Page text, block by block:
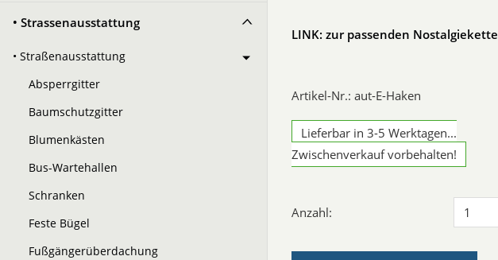
• Strassenausstattung
• Straßenausstattung
Absperrgitter
Baumschutzgitter
Blumenkästen
Bus-Wartehallen
Schranken
Feste Bügel
Fußgängerüberdachung
LINK: zur passenden Nostalgiekette
Artikel-Nr.: aut-E-Haken
Lieferbar in 3-5 Werktagen...
Zwischenverkauf vorbehalten!
Anzahl: